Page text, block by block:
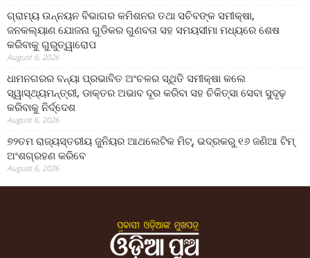
ଗ୍ରାମ୍ୟ ଉନ୍ନୟନ ବିଭାଗର କମିଶନର ତଥା ସଚିବଙ୍କ ସମୀକ୍ଷା,
ଜନକଲ୍ୟାଣ ଯୋଜନା ଗୁଡିକର ଗୁଣବତା ସହ ସମୟସୀମା ମଧ୍ୟରେ ଶେଷ
କରିବାକୁ ଗୁରୁତ୍ୱାରୋପ
August 6, 2026
ଧାମନଗରର ବନ୍ୟା ପ୍ରଭାବିତ ଅଂଚଳର ସ୍ଥିତି ସମୀକ୍ଷା କଲେ
ସ୍ୱାସ୍ଥ୍ୟମନ୍ତ୍ରୀ, ଡାକ୍ତର ଅଭାବ ଦୂର କରିବା ସହ ଚିକିତ୍ସା ସେବା ସୁଦୃଢ଼
କରିବାକୁ ନିର୍ଦ୍ଦେଶ
August 6, 2026
୭୨ତମ ରାଜ୍ୟସ୍ତରୀୟ ଜୁନିୟର ଆଥଲେଟିକ ମିଟ୍‌, ଭଦ୍ରକରୁ ୧୬ ଜଣିଆ ଟିମ୍
ଅଂଶଗ୍ରହଣ କରିବେ
August 6, 2026